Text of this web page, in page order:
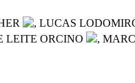
, LUCAS
LEITE ORCINO ,